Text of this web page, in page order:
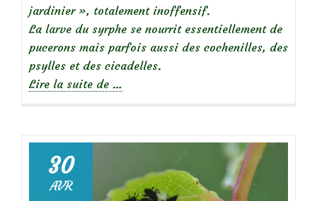
jardinier », totalement inoffensif.
La larve du syrphe se nourrit essentiellement de
pucerons mais parfois aussi des cochenilles, des
psylles et des cicadelles.
Lire la suite de à
syrphes,
…
30
AVR